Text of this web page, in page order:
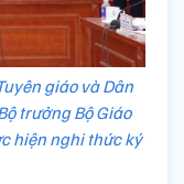
giáo và Dân
trưởng Bộ Giáo
hiện nghi thức ký